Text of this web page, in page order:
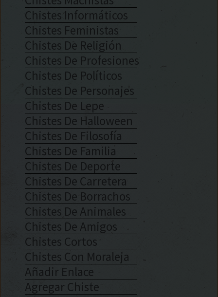
Chistes Informáticos
Chistes Feministas
Chistes De Religión
Chistes De Profesiones
Chistes De Políticos
Chistes De Personajes
Chistes De Lepe
Chistes De Halloween
Chistes De Filosofía
Chistes De Familia
Chistes De Deporte
Chistes De Carretera
Chistes De Borrachos
Chistes De Animales
Chistes De Amigos
Chistes Cortos
Chistes Con Moraleja
Añadir Enlace
Agregar Chiste